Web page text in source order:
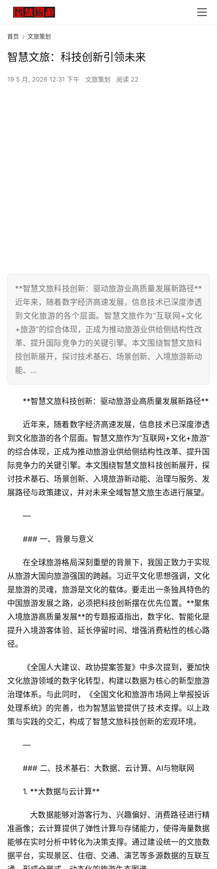
首页 文旅策划
智慧文旅：科技创新引领未来
19 5 月, 2026 12:31 下午 文旅策划 阅读 22
**智慧文旅科技创新：驱动旅游业高质量发展新路径**
近年来，随着数字经济高速发展，信息技术已深度渗透
到文化旅游的各个层面。智慧文旅作为“互联网+文化
+旅游”的综合体现，正成为推动旅游业供给侧结构性改
革、提升国际竞争力的关键引擎。本文围绕智慧文旅科
技创新展开，探讨技术基石、场景创新、入境旅游新动
能、…
**智慧文旅科技创新：驱动旅游业高质量发展新路径**
近年来，随着数字经济高速发展，信息技术已深度渗透
到文化旅游的各个层面。智慧文旅作为“互联网+文化+旅游”
的综合体现，正成为推动旅游业供给侧结构性改革、提升国
际竞争力的关键引擎。本文围绕智慧文旅科技创新展开，探
讨技术基石、场景创新、入境旅游新动能、治理与服务、发
展路径与政策建议，并对未来全域智慧文旅生态进行展望。
—
### 一、背景与意义
在全球旅游格局深刻重塑的背景下，我国正致力于实现
从旅游大国向旅游强国的跨越。习近平文化思想强调，文化
是旅游的灵魂，旅游是文化的载体。要走出一条独具特色的
中国旅游发展之路，必须把科技创新摆在优先位置。**聚焦
入境旅游高质量发展**的专题报道指出，数字化、智能化是
提升入境游客体验、延长停留时间、增强消费粘性的核心路
径。
《全国人大建议、政协提案答复》中多次提到，要加快
文化旅游领域的数字化转型，构建以数据为核心的新型旅游
治理体系。与此同时，《全国文化和旅游市场网上举报投诉
处理系统》的完善，也为智慧监管提供了技术支撑。以上政
策与实践的交汇，构成了智慧文旅科技创新的宏观环境。
—
### 二、技术基石：大数据、云计算、AI与物联网
1. **大数据与云计算**
准画像；云计算提供了弹性计算与存储能力，使得海量数据
能够在实时分析中转化为决策支撑。通过建设统一的文旅数
据平台，实现景区、住宿、交通、演艺等多源数据的互联互